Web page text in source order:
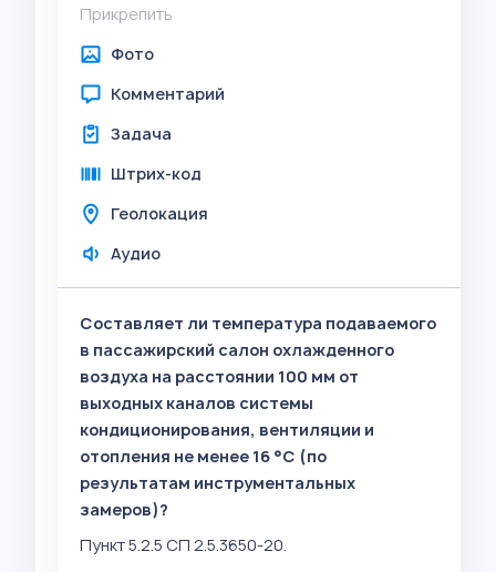
Прикрепить
Фото
Комментарий
Задача
Штрих-код
Геолокация
Аудио
Составляет ли температура подаваемого
в пассажирский салон охлажденного
воздуха на расстоянии 100 мм от
выходных каналов системы
кондиционирования, вентиляции и
отопления не менее 16 °C (по
результатам инструментальных
замеров)?
Пункт 5.2.5 СП 2.5.3650-20.